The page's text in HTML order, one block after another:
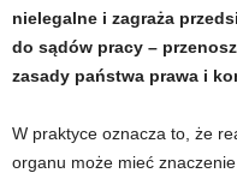
nielegalne i zagraża
do sądów pracy –
zasady państwa prawa i
W praktyce oznacza to, że
organu może mieć